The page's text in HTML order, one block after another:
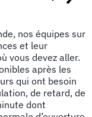
nos équipes sur
et leur
vous devez aller.
après les
qui ont besoin
de retard, de
dont